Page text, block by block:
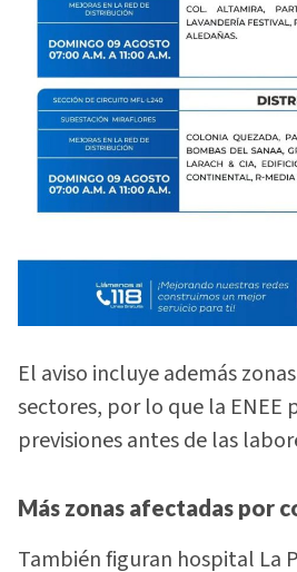
El aviso incluye además
sectores, por lo que la ENEE
previsiones antes de las
Más zonas afectadas por
También figuran hospital La